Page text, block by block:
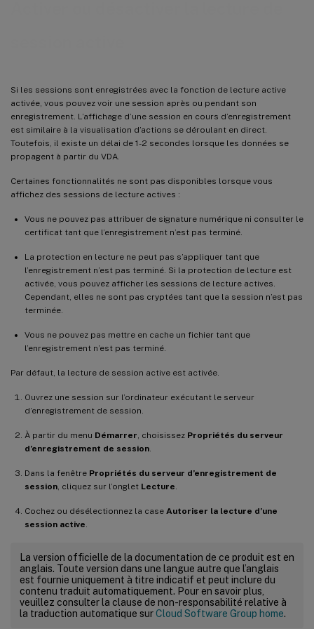
Si les sessions sont enregistrées avec la fonction de lecture active
activée, vous pouvez voir une session après ou pendant son
enregistrement. L’affichage d’une session en cours d’enregistrement
est similaire à la visualisation d’actions se déroulant en direct.
Toutefois, il existe un délai de 1-2 secondes lorsque les données se
propagent à partir du VDA.
Certaines fonctionnalités ne sont pas disponibles lorsque vous
affichez des sessions de lecture actives :
Vous ne pouvez pas attribuer de signature numérique ni consulter le
certificat tant que l’enregistrement n’est pas terminé.
La protection en lecture ne peut pas s’appliquer tant que
l’enregistrement n’est pas terminé. Si la protection de lecture est
activée, vous pouvez afficher les sessions de lecture actives.
Cependant, elles ne sont pas cryptées tant que la session n’est pas
terminée.
Vous ne pouvez pas mettre en cache un fichier tant que
l’enregistrement n’est pas terminé.
Par défaut, la lecture de session active est activée.
Ouvrez une session sur l’ordinateur exécutant le serveur
d’enregistrement de session.
À partir du menu Démarrer , choisissez Propriétés du serveur
d’enregistrement de session
Dans la fenêtre Propriétés du serveur d’enregistrement de
session , cliquez sur l’onglet Lecture
Cochez ou désélectionnez la case Autoriser la lecture d’une
session active
La version officielle de la documentation de ce produit est en
anglais. Toute version dans une langue autre que l’anglais
est fournie uniquement à titre indicatif et peut inclure du
contenu traduit automatiquement. Pour en savoir plus,
veuillez consulter la clause de non-responsabilité relative à
la traduction automatique surCloud Software Group home.